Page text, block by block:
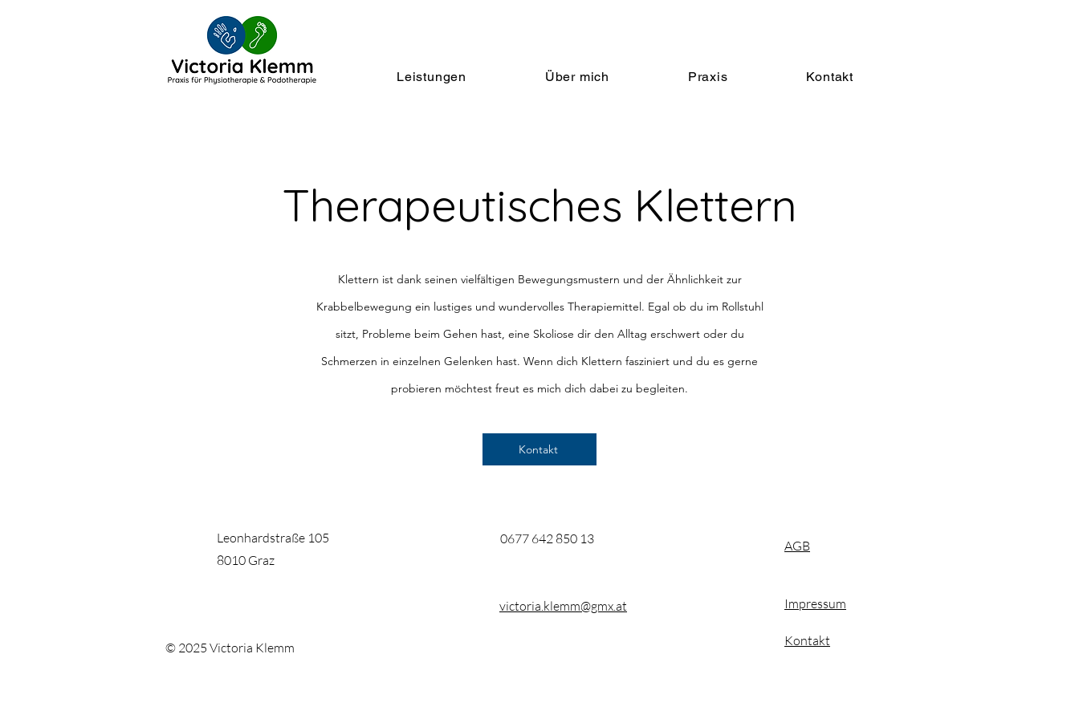
Leistungen Über mich Praxis Kontakt
Therapeutisches Klettern
Klettern ist dank seinen vielfältigen Bewegungsmustern und der Ähnlichkeit zur
Krabbelbewegung ein lustiges und wundervolles Therapiemittel. Egal ob du im Rollstuhl
sitzt, Probleme beim Gehen hast, eine Skoliose dir den Alltag erschwert oder du
Schmerzen in einzelnen Gelenken hast. Wenn dich Klettern fasziniert und du es gerne
probieren möchtest freut es mich dich dabei zu begleiten.
Kontakt
Leonhardstraße 105
8010 Graz
0677 642 850 13 AGB
victoria.klemm@gmx.at
© 2025 Victoria Klemm
Impressum
Kontakt